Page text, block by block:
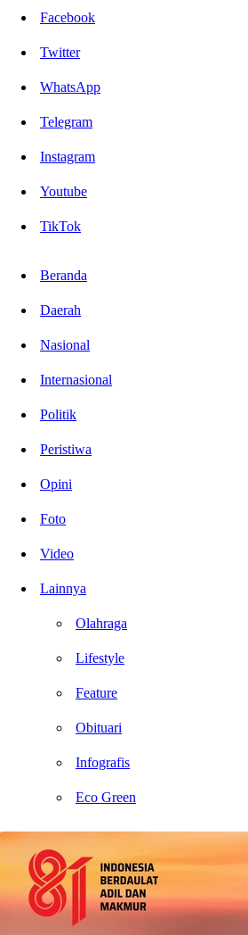
Facebook
Twitter
WhatsApp
Telegram
Instagram
Youtube
TikTok
Beranda
Daerah
Nasional
Internasional
Politik
Peristiwa
Opini
Foto
Video
Lainnya
Olahraga
Lifestyle
Feature
Obituari
Infografis
Eco Green